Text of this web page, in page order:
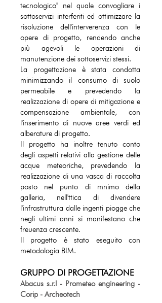
tecnologico" nel quale convogliare i
sottoservizi interferiti ed ottimizzare la
risoluzione dell'interverenza con le
opere di progetto, rendendo anche
più agevoli le operazioni di
manutenzione dei sottoservizi stessi.
La progettazione è stata condotta
minimizzando il consumo di suolo
permeabile e prevedendo la
realizzazione di opere di mitigazione e
compensazione ambientale, con
l'inserimento di nuove aree verdi ed
alberature di progetto.
Il progetto ha inoltre tenuto conto
degli aspetti relativi alla gestione delle
acque meteoriche, prevedendo la
realizzazione di una vasca di raccolta
posto nel punto di mnimo della
galleria, nell'ttica di divendere
l'infrastruttura dalle ingenti piogge che
negli ultimi anni si manifestano che
freuenza crescente.
Il progetto è stato eseguito con
metodologia BIM.
GRUPPO DI PROGETTAZIONE
Abacus s.r.l - Prometeo engineering -
Corip - Archeotech